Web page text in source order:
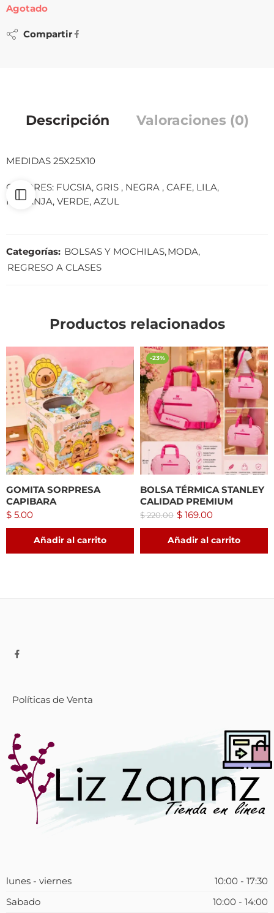
Agotado
Compartir
Descripción Valoraciones (0)
MEDIDAS 25X25X10
COLORES: FUCSIA, GRIS , NEGRA , CAFE, LILA,
NARANJA, VERDE, AZUL
Categorías: BOLSAS Y MOCHILAS,MODA,
REGRESO A CLASES
Productos relacionados
GOMITA SORPRESA
CAPIBARA
$ 5.00
Añadir al carrito
-23%
BOLSA TÉRMICA STANLEY
CALIDAD PREMIUM
$220.00 $ 169.00
Añadir al carrito
Políticas de Venta
lunes - viernes
10:00 - 17:30
Sabado
10:00 - 14:00